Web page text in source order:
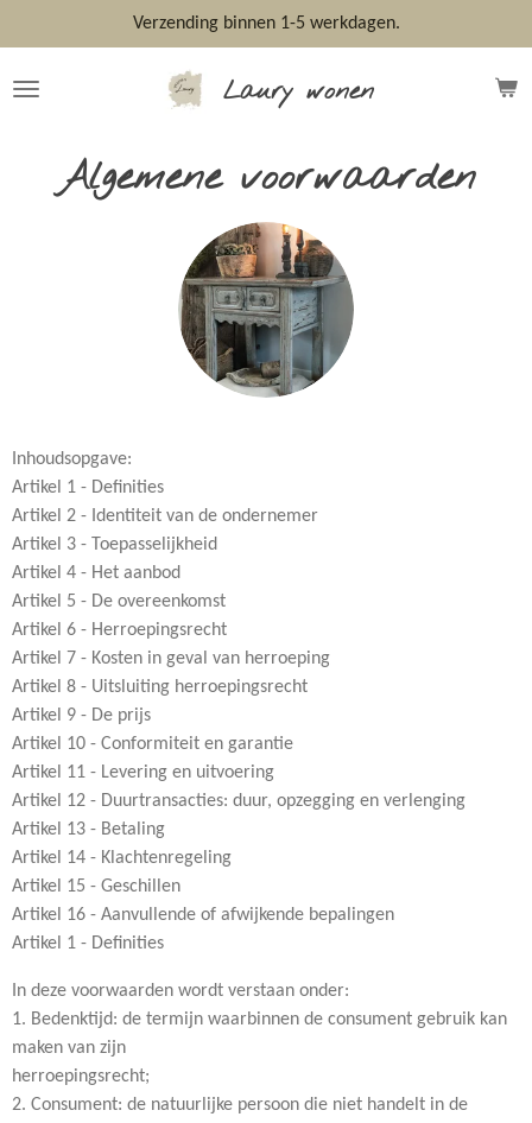
direct
naar
Laury wonen
Verzending binnen 1-5 werkdagen.
Algemene voorwaarden
Inhoudsopgave:
Artikel 1 - Definities
Artikel 2 - Identiteit van de ondernemer
Artikel 3 - Toepasselijkheid
Artikel 4 - Het aanbod
Artikel 5 - De overeenkomst
Artikel 6 - Herroepingsrecht
Artikel 7 - Kosten in geval van herroeping
Artikel 8 - Uitsluiting herroepingsrecht
Artikel 9 - De prijs
Artikel 10 - Conformiteit en garantie
Artikel 11 - Levering en uitvoering
Artikel 12 - Duurtransacties: duur, opzegging en verlenging
Artikel 13 - Betaling
Artikel 14 - Klachtenregeling
Artikel 15 - Geschillen
Artikel 16 - Aanvullende of afwijkende bepalingen
Artikel 1 - Definities
In deze voorwaarden wordt verstaan onder:
1. Bedenktijd: de termijn waarbinnen de consument gebruik kan
maken van zijn
herroepingsrecht;
2. Consument: de natuurlijke persoon die niet handelt in de